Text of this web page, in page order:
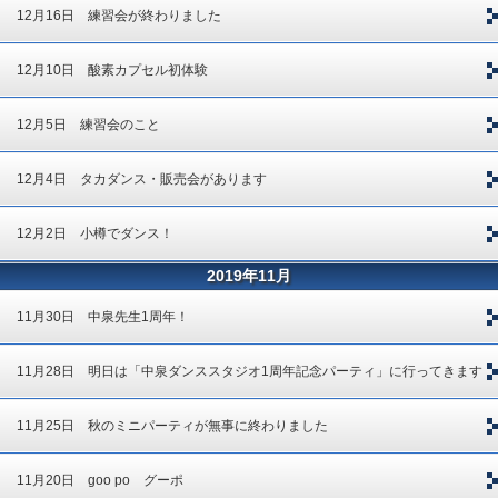
12月16日 練習会が終わりました
12月10日 酸素カプセル初体験
12月5日 練習会のこと
12月4日 タカダンス・販売会があります
12月2日 小樽でダンス！
2019年11月
11月30日 中泉先生1周年！
11月28日 明日は「中泉ダンススタジオ1周年記念パーティ」に行ってきます
11月25日 秋のミニパーティが無事に終わりました
11月20日 goo po グーポ